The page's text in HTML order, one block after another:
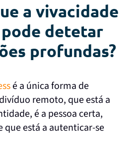
a vivacidade
detetar
profundas?
é a única forma de
remoto, que está a
é a pessoa certa,
que está a autenticar-se